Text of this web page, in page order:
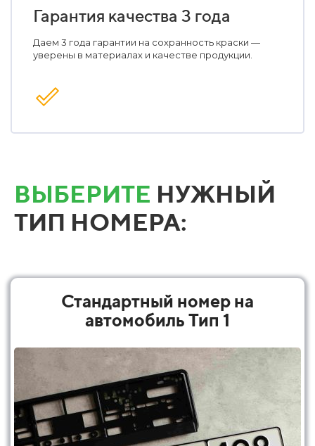
Гарантия качества 3 года
Даем 3 года гарантии на сохранность краски —
уверены в материалах и качестве продукции.
ВЫБЕРИТЕ НУЖНЫЙ
ТИП НОМЕРА:
Стандартный номер на
автомобиль Тип 1